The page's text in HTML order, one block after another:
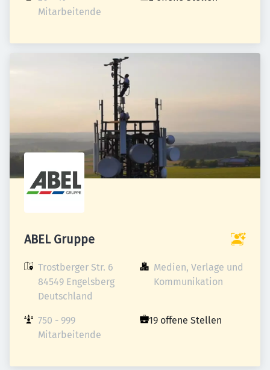
Mitarbeitende
ABEL Gruppe
Trostberger Str. 6
84549 Engelsberg
Deutschland
Medien, Verlage und
Kommunikation
750 - 999
Mitarbeitende
19 offene Stellen